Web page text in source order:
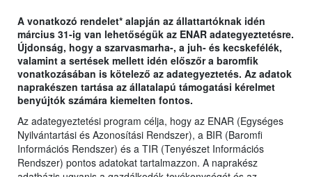
A vonatkozó rendelet* alapján az állattartóknak idén
március 31-ig van lehetőségük az ENAR adategyeztetésre.
Újdonság, hogy a szarvasmarha-, a juh- és kecskefélék,
valamint a sertések mellett idén előszőr a baromfik
vonatkozásában is kötelező az adategyeztetés. Az adatok
naprakészen tartása az állatalapú támogatási kérelmet
benyújtók számára kiemelten fontos.
Az adategyeztetési program célja, hogy az ENAR (Egységes
Nyilvántartási és Azonosítási Rendszer), a BIR (Baromfi
Információs Rendszer) és a TIR (Tenyészet Információs
Rendszer) pontos adatokat tartalmazzon. A naprakész